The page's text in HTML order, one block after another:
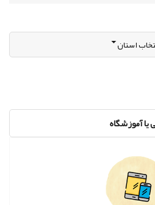
استان
آموزشگاه